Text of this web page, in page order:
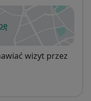
się w nowej karcie
wizyt przez